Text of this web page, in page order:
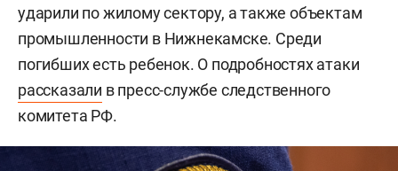
ударили по жилому сектору, а также объектам
промышленности в Нижнекамске. Среди
погибших есть ребенок. О подробностях атаки
рассказали в пресс-службе следственного
комитета РФ.